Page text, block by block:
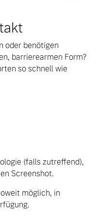
oder benötigen
barrierearmen Form?
so schnell wie
(falls zutreffend),
Screenshot.
möglich, in